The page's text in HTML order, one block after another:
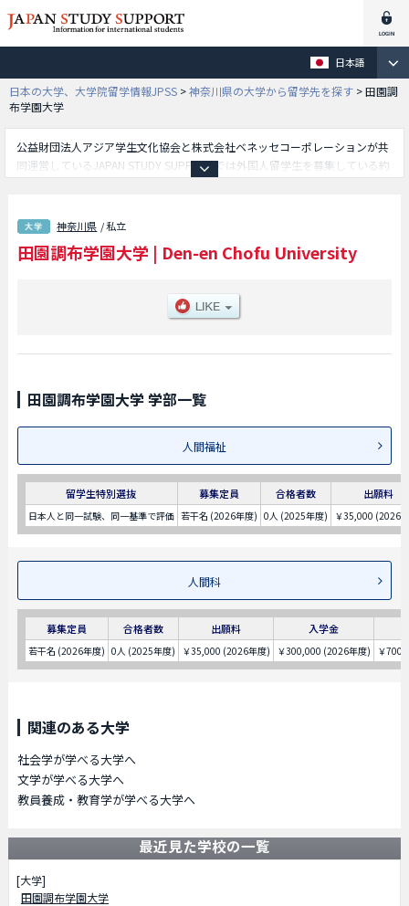
日本語
日本の大学、大学院留学情報JPSS >神奈川県の大学から留学先を探す >田園調
布学園大学
公益財団法人アジア学生文化協会と株式会社ベネッセコーポレーションが共
同運営しているJAPAN STUDY SUPPORTでは外国人留学生を募集している約
部や人間科学部等、学部別情報や、募集定員や合格者数など入試情報、施設
案内、アクセスなど外国人留学生に必要な情報を掲載しているので是非ご利
用ください。
神奈川県 / 私立
田園調布学園大学 | Den-en Chofu University
田園調布学園大学 学部一覧
人間福祉
留学生特別選抜 募集定員 合格者数 出願料
日本人と同一試験、同一基準で評価 若干名 (2026年度) 0人 (2025年度) ￥35,000 (2026
人間科
募集定員 合格者数 出願料 入学金
若干名 (2026年度) 0人 (2025年度) ￥35,000 (2026年度) ￥300,000 (2026年度) ￥
関連のある大学
社会学が学べる大学へ
文学が学べる大学へ
教員養成・教育学が学べる大学へ
最近見た学校の一覧
[大学]
田園調布学園大学